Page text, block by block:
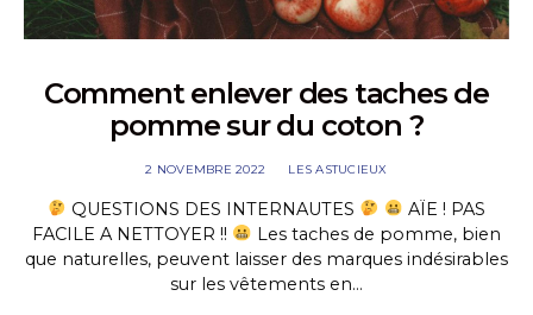
Comment enlever des taches de
pomme sur du coton ?
2 NOVEMBRE 2022 LES ASTUCIEUX
QUESTIONS DES INTERNAUTES
AÏE ! PAS
FACILE A NETTOYER !!
Les taches de pomme, bien
que naturelles, peuvent laisser des marques indésirables
sur les vêtements en…